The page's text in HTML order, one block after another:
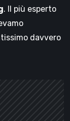
. Il più esperto
davvero